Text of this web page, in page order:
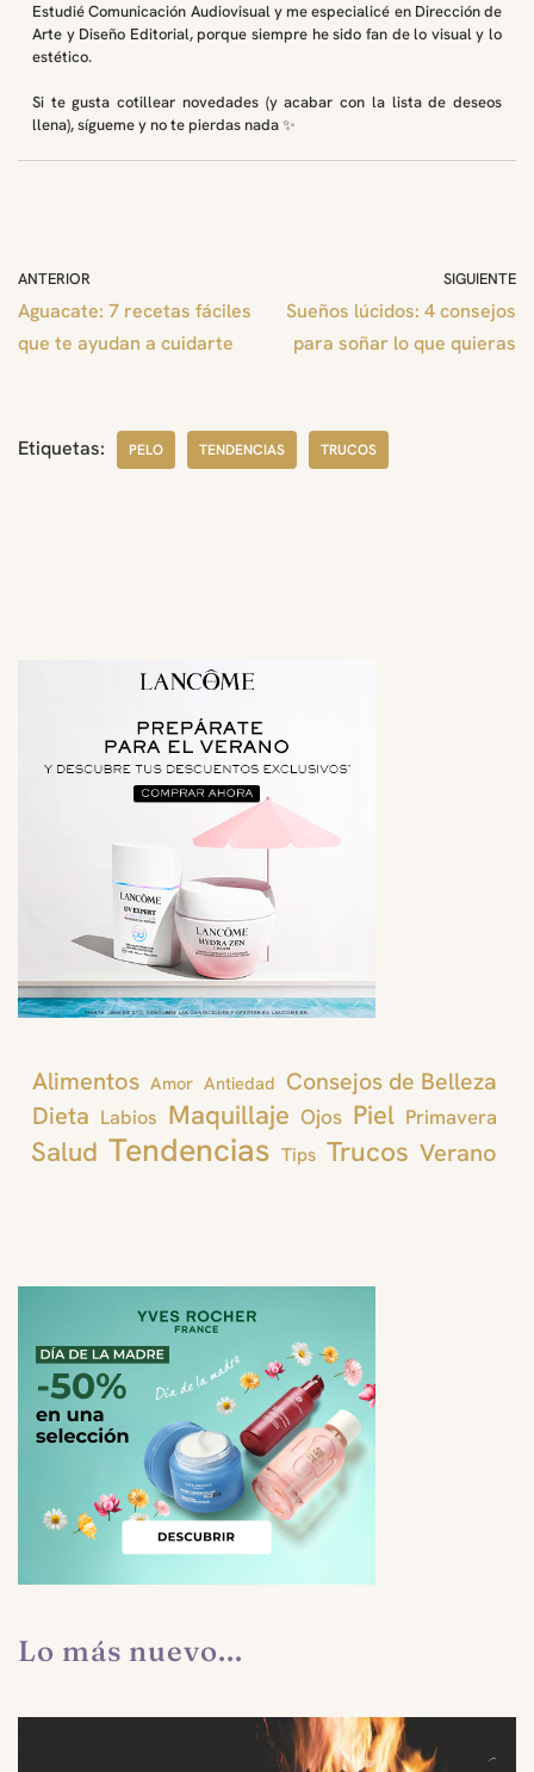
Estudié Comunicación Audiovisual y me especialicé en Dirección de
Arte y Diseño Editorial, porque siempre he sido fan de lo visual y lo
estético.
Si te gusta cotillear novedades (y acabar con la lista de deseos
llena), sígueme y no te pierdas nada ✨
ANTERIOR
Aguacate: 7 recetas fáciles
que te ayudan a cuidarte
SIGUIENTE
Sueños lúcidos: 4 consejos
para soñar lo que quieras
Etiquetas: PELO TENDENCIAS TRUCOS
Alimentos Amor Antiedad Consejos de Belleza
Dieta Labios Maquillaje Ojos Piel Primavera
Salud Tendencias Tips Trucos Verano
Lo más nuevo...